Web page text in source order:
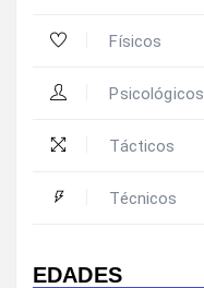
Físicos
Psicológicos
Tácticos
Técnicos
EDADES